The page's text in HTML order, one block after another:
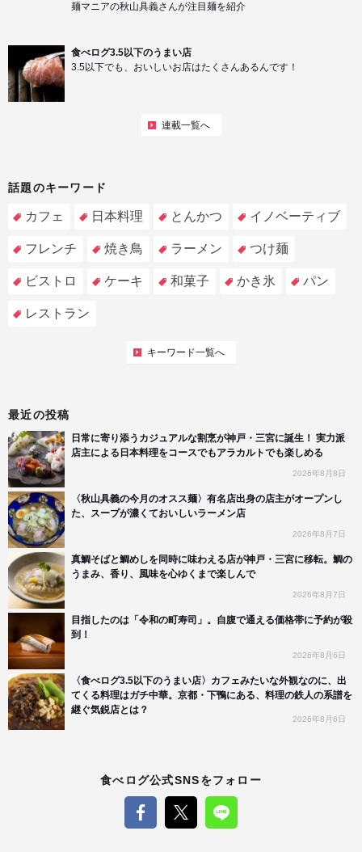
麺マニアの秋山具義さんが注目麺を紹介
食べログ3.5以下のうまい店
3.5以下でも、おいしいお店はたくさんあるんです！
連載一覧へ
話題のキーワード
カフェ 日本料理 とんかつ イノベーティブ
フレンチ 焼き鳥 ラーメン つけ麺
ビストロ ケーキ 和菓子 かき氷 パン
レストラン
キーワード一覧へ
最近の投稿
日常に寄り添うカジュアルな割烹が神戸・三宮に誕生！ 実力派
店主による日本料理をコースでもアラカルトでも楽しめる
2026年8月8日
〈秋山具義の今月のオスス麺〉有名店出身の店主がオープンし
た、スープが濃くておいしいラーメン店
2026年8月7日
真鯛そばと鯛めしを同時に味わえる店が神戸・三宮に移転。鯛の
うまみ、香り、風味を心ゆくまで楽しんで
2026年8月7日
目指したのは「令和の町寿司」。自腹で通える価格帯に予約が殺
到！
2026年8月6日
〈食べログ3.5以下のうまい店〉カフェみたいな外観なのに、出
てくる料理はガチ中華。京都・下鴨にある、料理の鉄人の系譜を
継ぐ気鋭店とは？
2026年8月6日
食べログ公式SNSをフォロー